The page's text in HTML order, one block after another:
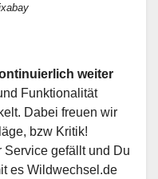
weiter
Funktionalität
Dabei freuen wir
bzw Kritik!
gefällt und Du
es Wildwechsel.de